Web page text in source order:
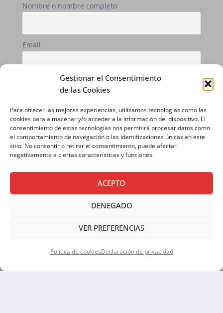
Gestionar el Consentimiento
de las Cookies
Para ofrecer las mejores experiencias, utilizamos tecnologías como las
cookies para almacenar y/o acceder a la información del dispositivo. El
consentimiento de estas tecnologías nos permitirá procesar datos como
el comportamiento de navegación o las identificaciones únicas en este
sitio. No consentir o retirar el consentimiento, puede afectar
negativamente a ciertas características y funciones.
ACEPTO
DENEGADO
VER PREFERENCIAS
Política de cookiesDeclaración de privacidad
Nombre o nombre completo
Email
Si continúas, aceptas la política de privacidad
AVISO LEGAL|POLÍTICA DE PRIVACIDAD|
POLÍTICA DE COOKIES